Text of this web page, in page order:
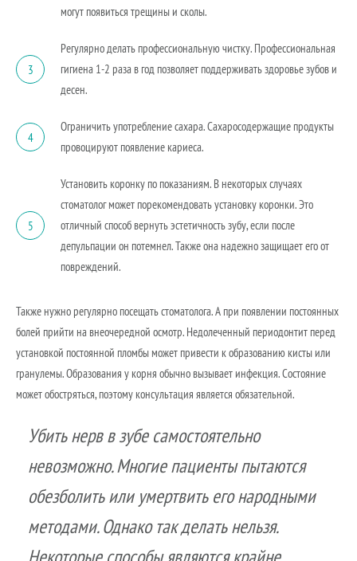
могут появиться трещины и сколы.
3
Регулярно делать профессиональную чистку. Профессиональная
гигиена 1-2 раза в год позволяет поддерживать здоровье зубов и
десен.
4
Ограничить употребление сахара. Сахаросодержащие продукты
провоцируют появление кариеса.
5
Установить коронку по показаниям. В некоторых случаях
стоматолог может порекомендовать установку коронки. Это
отличный способ вернуть эстетичность зубу, если после
депульпации он потемнел. Также она надежно защищает его от
повреждений.
Также нужно регулярно посещать стоматолога. А при появлении постоянных
болей прийти на внеочередной осмотр. Недолеченный периодонтит перед
установкой постоянной пломбы может привести к образованию кисты или
гранулемы. Образования у корня обычно вызывает инфекция. Состояние
может обостряться, поэтому консультация является обязательной.
Убить нерв в зубе самостоятельно
невозможно. Многие пациенты пытаются
обезболить или умертвить его народными
методами. Однако так делать нельзя.